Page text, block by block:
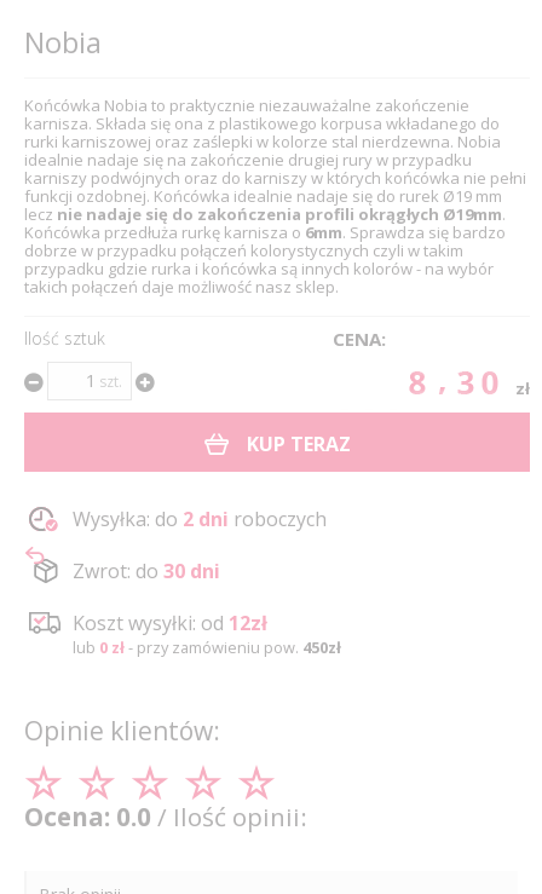
Nobia
Końcówka Nobia to praktycznie niezauważalne zakończenie
karnisza. Składa się ona z plastikowego korpusa wkładanego do
rurki karniszowej oraz zaślepki w kolorze stal nierdzewna. Nobia
idealnie nadaje się na zakończenie drugiej rury w przypadku
karniszy podwójnych oraz do karniszy w których końcówka nie pełni
funkcji ozdobnej. Końcówka idealnie nadaje się do rurek Ø19 mm
lecz nie nadaje się do zakończenia profili okrągłych Ø19mm.
Końcówka przedłuża rurkę karnisza o 6mm. Sprawdza się bardzo
dobrze w przypadku połączeń kolorystycznych czyli w takim
przypadku gdzie rurka i końcówka są innych kolorów - na wybór
takich połączeń daje możliwość nasz sklep.
Ilość sztuk
szt.
CENA:
8.30 zł
KUP TERAZ
Wysyłka: do 2 dni roboczych
Zwrot: do 30 dni
Koszt wysyłki: od 12zł
lub 0 zł- przy zamówieniu pow. 450zł
Opinie klientów:
Ocena: 0.0 / Ilość opinii: